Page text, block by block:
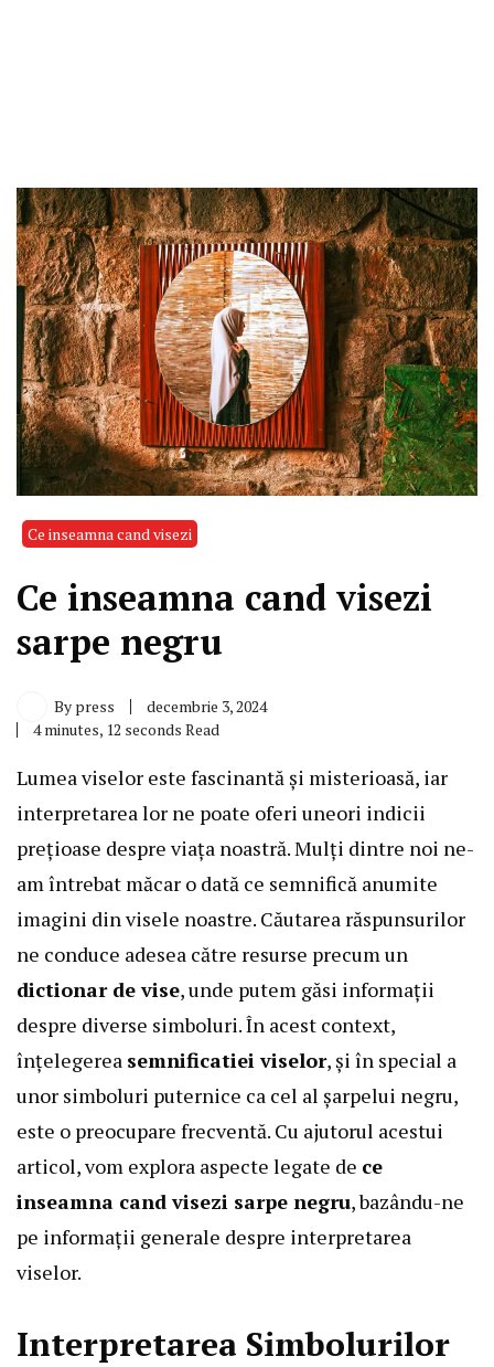
Ce inseamna cand visezi
Ce inseamna cand visezi
sarpe negru
By press
decembrie 3, 2024
4 minutes, 12 seconds Read
Lumea viselor este fascinantă și misterioasă, iar
interpretarea lor ne poate oferi uneori indicii
prețioase despre viața noastră. Mulți dintre noi ne-
am întrebat măcar o dată ce semnifică anumite
imagini din visele noastre. Căutarea răspunsurilor
ne conduce adesea către resurse precum un
dictionar de vise, unde putem găsi informații
despre diverse simboluri. În acest context,
înțelegerea semnificatiei viselor, și în special a
unor simboluri puternice ca cel al șarpelui negru,
este o preocupare frecventă. Cu ajutorul acestui
articol, vom explora aspecte legate de ce
inseamna cand visezi sarpe negru, bazându-ne
pe informații generale despre interpretarea
viselor.
Interpretarea Simbolurilor